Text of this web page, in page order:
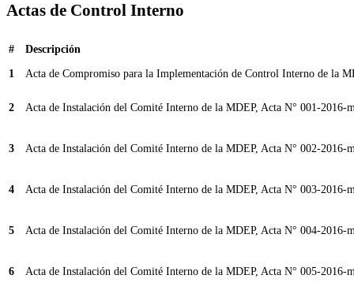
Actas de Control Interno
# Descripción
1 Acta de Compromiso para la Implementación de Control Interno de la
2 Acta de Instalación del Comité Interno de la MDEP, Acta N° 001-2016-
3 Acta de Instalación del Comité Interno de la MDEP, Acta N° 002-2016-
4 Acta de Instalación del Comité Interno de la MDEP, Acta N° 003-2016-
5 Acta de Instalación del Comité Interno de la MDEP, Acta N° 004-2016-
6 Acta de Instalación del Comité Interno de la MDEP, Acta N° 005-2016-